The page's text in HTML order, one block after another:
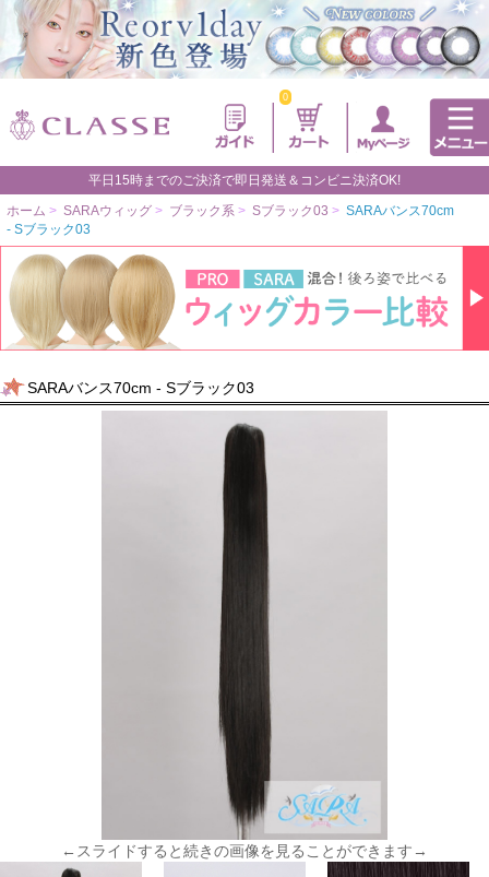
0
平日15時までのご決済で即日発送＆コンビニ決済OK!
ホーム > SARAウィッグ > ブラック系 > Sブラック03 > SARAバンス70cm
- Sブラック03
SARAバンス70cm - Sブラック03
←スライドすると続きの画像を見ることができます→